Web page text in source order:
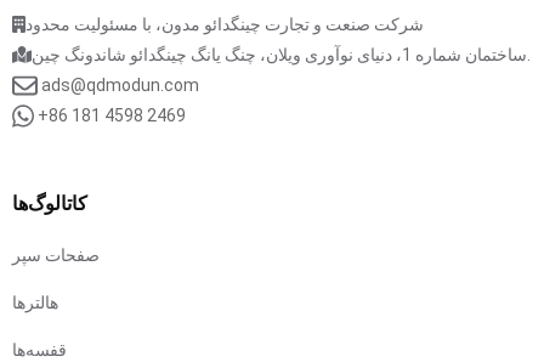
شرکت صنعت و تجارت چینگدائو مدون، با مسئولیت محدود
ساختمان شماره 1، دنیای نوآوری ویلان، چنگ یانگ چینگدائو شاندونگ چین.
ads@qdmodun.com
+86 181 4598 2469
کاتالوگ‌ها
صفحات سپر
هالترها
قفسه‌ها